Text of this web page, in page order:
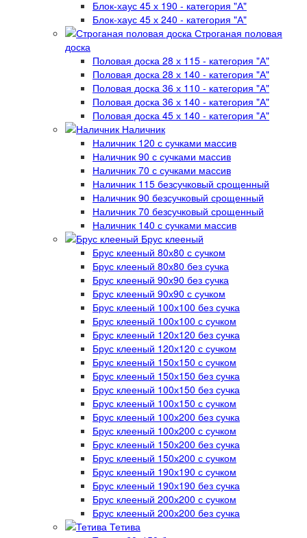
Блок-хаус 45 х 190 - категория "А"
Блок-хаус 45 х 240 - категория "А"
Строганая половая
доска
Половая доска 28 х 115 - категория "А"
Половая доска 28 х 140 - категория "А"
Половая доска 36 х 110 - категория "А"
Половая доска 36 х 140 - категория "А"
Половая доска 45 х 140 - категория "А"
Наличник
Наличник 120 с сучками массив
Наличник 90 с сучками массив
Наличник 70 с сучками массив
Наличник 115 безсучковый срощенный
Наличник 90 безсучковый срощенный
Наличник 70 безсучковый срощенный
Наличник 140 с сучками массив
Брус клееный
Брус клееный 80х80 с сучком
Брус клееный 80х80 без сучка
Брус клееный 90х90 без сучка
Брус клееный 90х90 с сучком
Брус клееный 100х100 без сучка
Брус клееный 100х100 с сучком
Брус клееный 120х120 без сучка
Брус клееный 120х120 с сучком
Брус клееный 150х150 с сучком
Брус клееный 150х150 без сучка
Брус клееный 100х150 без сучка
Брус клееный 100х150 с сучком
Брус клееный 100х200 без сучка
Брус клееный 100х200 с сучком
Брус клееный 150х200 без сучка
Брус клееный 150х200 с сучком
Брус клееный 190х190 с сучком
Брус клееный 190х190 без сучка
Брус клееный 200х200 с сучком
Брус клееный 200х200 без сучка
Тетива